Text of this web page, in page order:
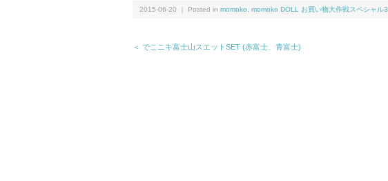
2015-06-20 ｜ Posted in momoko momoko DOLL お買い物大作戦スペシャル3
＜ でこニキ富士山スエットSET (赤富士、青富士)